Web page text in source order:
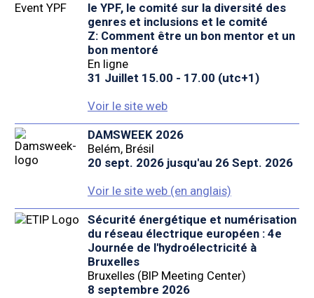
le YPF, le comité sur la diversité des
genres et inclusions et le comité
Z: Comment être un bon mentor et un
bon mentoré
En ligne
31 Juillet 15.00 - 17.00 (utc+1)
Voir le site web
DAMSWEEK 2026
Belém, Brésil
20 sept. 2026 jusqu'au 26 Sept. 2026
Voir le site web (en anglais)
Sécurité énergétique et numérisation
du réseau électrique européen : 4e
Journée de l'hydroélectricité à
Bruxelles
Bruxelles (BIP Meeting Center)
8 septembre 2026